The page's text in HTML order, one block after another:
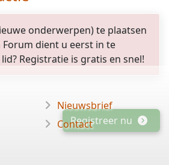
onderwerpen) te plaatsen
dient u eerst in te
Registratie is gratis en snel!
Registreer nu
Nieuwsbrief
Contact